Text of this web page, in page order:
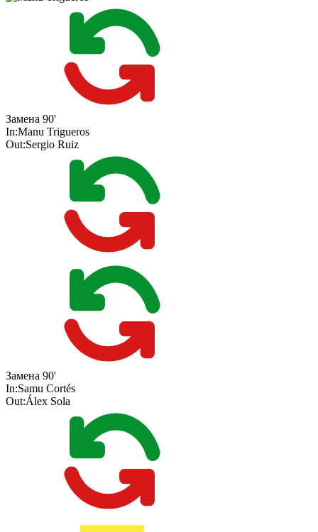
Замена 90'
In:Manu Trigueros
Out:Sergio Ruiz
Замена 90'
In:Samu Cortés
Out:Álex Sola